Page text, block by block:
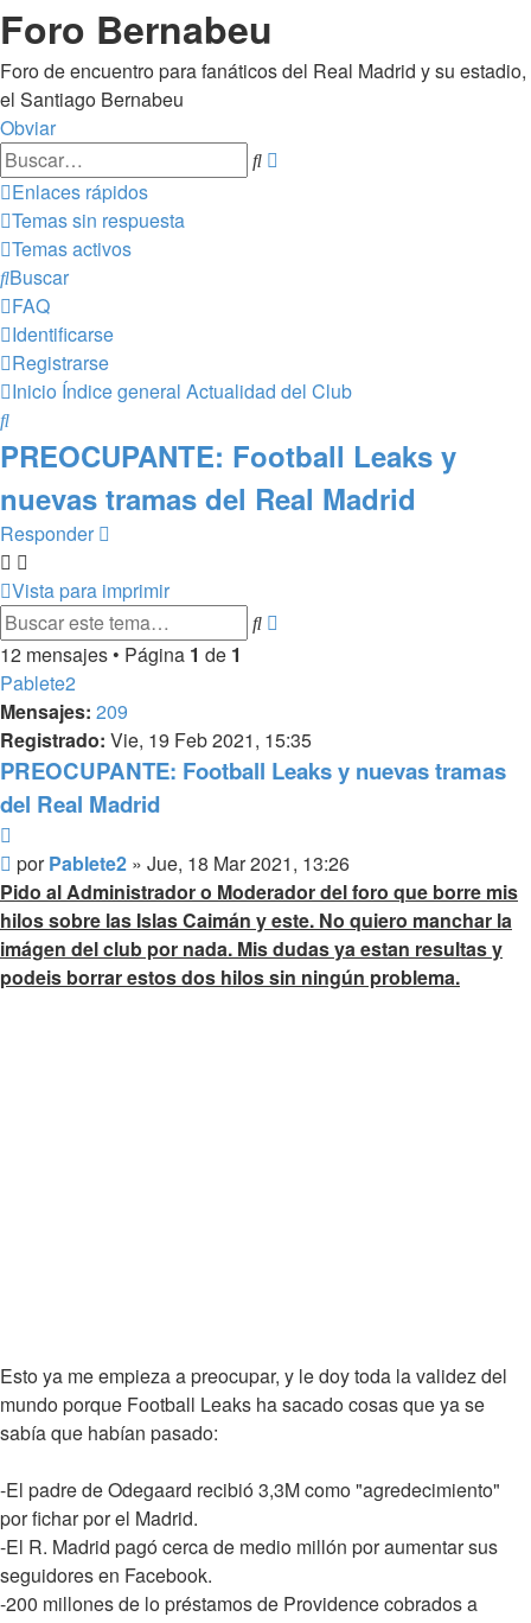
Foro Bernabeu
Foro de encuentro para fanáticos del Real Madrid y su estadio,
el Santiago Bernabeu
Obviar
Buscar
Enlaces rápidos
Temas sin respuesta
Temas activos
Buscar
FAQ
Identificarse
Registrarse
Inicio Índice general Actualidad del Club
Buscar
PREOCUPANTE: Football Leaks y
nuevas tramas del Real Madrid
Responder
Vista para imprimir
Buscar
12 mensajes • Página 1 de 1
Pablete2
Mensajes: 209
Registrado: Vie, 19 Feb 2021, 15:35
PREOCUPANTE: Football Leaks y nuevas tramas
del Real Madrid
Mensaje
porPablete2 » Jue, 18 Mar 2021, 13:26
Pido al Administrador o Moderador del foro que borre mis
hilos sobre las Islas Caimán y este. No quiero manchar la
imágen del club por nada. Mis dudas ya estan resultas y
podeis borrar estos dos hilos sin ningún problema.
Esto ya me empieza a preocupar, y le doy toda la validez del
mundo porque Football Leaks ha sacado cosas que ya se
sabía que habían pasado:
-El padre de Odegaard recibió 3,3M como "agredecimiento"
por fichar por el Madrid.
-El R. Madrid pagó cerca de medio millón por aumentar sus
seguidores en Facebook.
-200 millones de lo préstamos de Providence cobrados a